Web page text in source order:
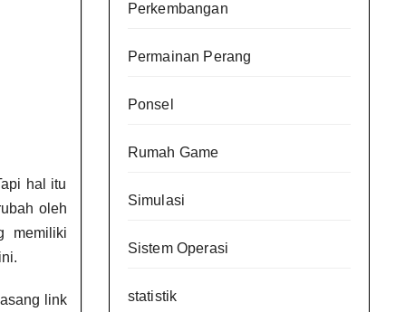
hal itu
oleh
memiliki
link
Perkembangan
Permainan Perang
Ponsel
Rumah Game
Simulasi
Sistem Operasi
statistik